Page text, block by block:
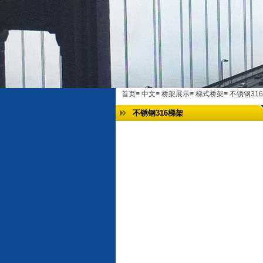
首页≡ 中文≡ 桥架展示≡ 梯式桥架≡ 不锈钢
不锈钢316梯架